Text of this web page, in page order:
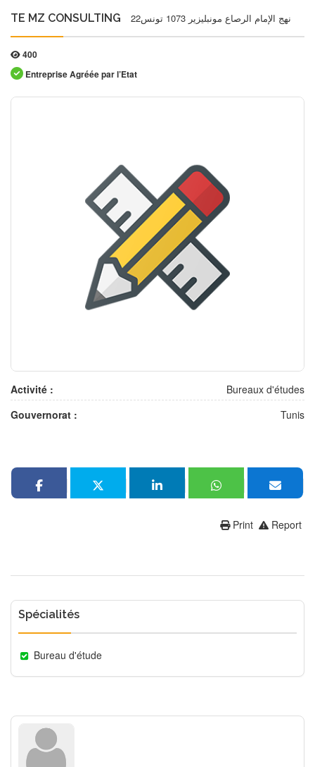
TE MZ CONSULTING 22نهج الإمام الرصاع مونبليزير 1073 تونس
400
Entreprise Agréée par l’Etat
Activité :
Bureaux d'études
Gouvernorat :
Tunis
Report
Print
Spécialités
Bureau d'étude